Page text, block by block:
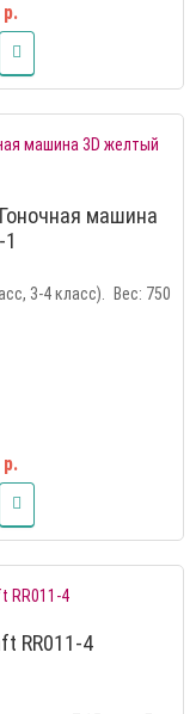
машина
3-4 класс). Вес: 750
RR011-4